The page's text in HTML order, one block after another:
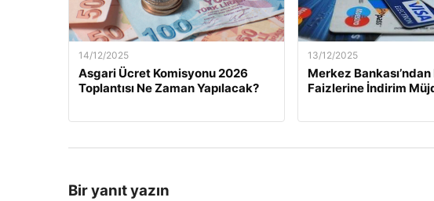
14/12/2025
Asgari Ücret Komisyonu 2026
Toplantısı Ne Zaman Yapılacak?
13/12/2025
Merkez
Faizlerine İndirim
Bir yanıt yazın